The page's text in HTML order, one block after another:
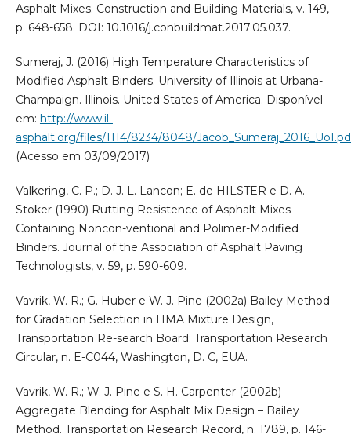
Asphalt Mixes. Construction and Building Materials, v. 149,
p. 648-658. DOI: 10.1016/j.conbuildmat.2017.05.037.
Sumeraj, J. (2016) High Temperature Characteristics of
Modified Asphalt Binders. University of Illinois at Urbana-
Champaign. Illinois. United States of America. Disponível
em: http://www.il-
asphalt.org/files/1114/8234/8048/
(Acesso em 03/09/2017)
Valkering, C. P.; D. J. L. Lancon; E. de HILSTER e D. A.
Stoker (1990) Rutting Resistence of Asphalt Mixes
Containing Noncon-ventional and Polimer-Modified
Binders. Journal of the Association of Asphalt Paving
Technologists, v. 59, p. 590-609.
Vavrik, W. R.; G. Huber e W. J. Pine (2002a) Bailey Method
for Gradation Selection in HMA Mixture Design,
Transportation Re-search Board: Transportation Research
Circular, n. E-C044, Washington, D. C, EUA.
Vavrik, W. R.; W. J. Pine e S. H. Carpenter (2002b)
Aggregate Blending for Asphalt Mix Design – Bailey
Method. Transportation Research Record, n. 1789, p. 146-